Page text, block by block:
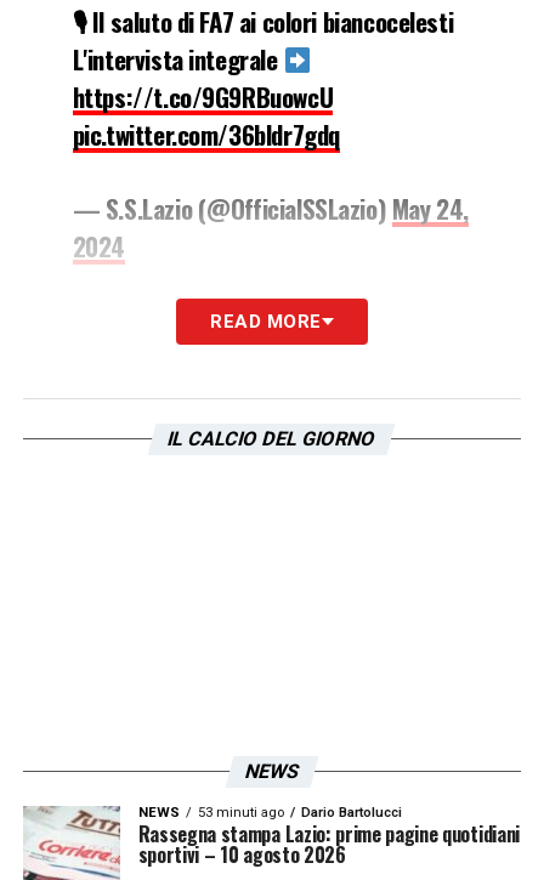
🎙 Il saluto di FA7 ai colori biancocelesti
L'intervista integrale
https://t.co/9G9RBuowcU
pic.twitter.com/36bldr7gdq
— S.S.Lazio (@OfficialSSLazio)May 24,
2024
L’esterno ha deciso di rilasciare un’intervista
canali ufficiali dellaLazio.
READ MORE
IL CALCIO DEL GIORNO
NEWS
NEWS 53 minuti ago Dario Bartolucci
Rassegna stampa Lazio: prime pagine quotidiani
sportivi – 10 agosto 2026